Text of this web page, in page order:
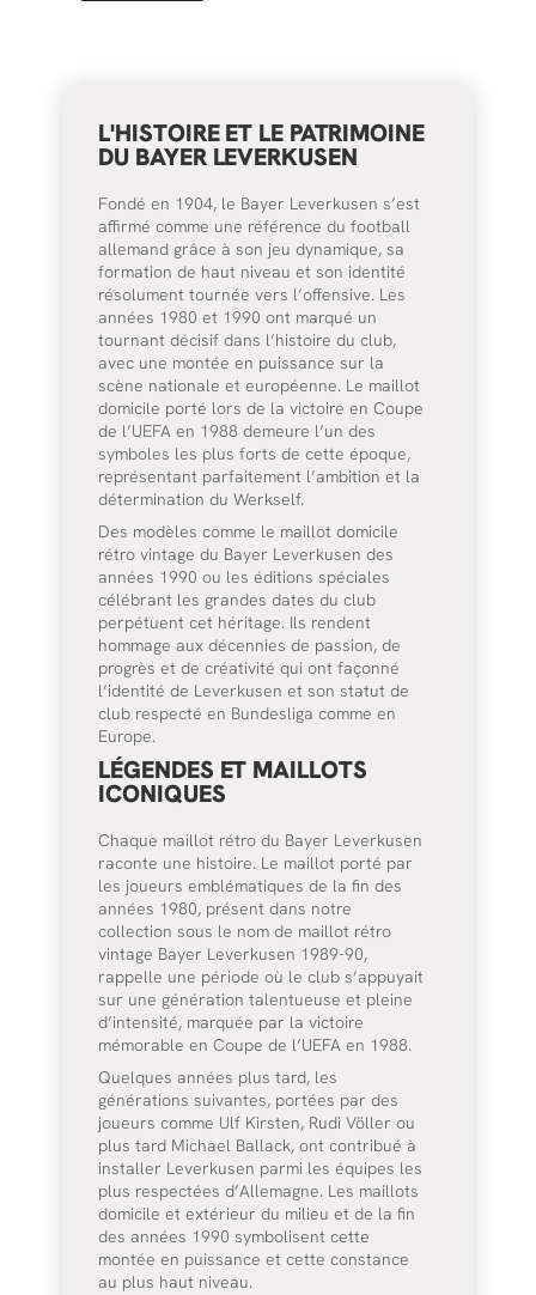
L'HISTOIRE ET LE PATRIMOINE
DU BAYER LEVERKUSEN
Fondé en 1904, le Bayer Leverkusen s’est
affirmé comme une référence du football
allemand grâce à son jeu dynamique, sa
formation de haut niveau et son identité
résolument tournée vers l’offensive. Les
années 1980 et 1990 ont marqué un
tournant décisif dans l’histoire du club,
avec une montée en puissance sur la
scène nationale et européenne. Le maillot
domicile porté lors de la victoire en Coupe
de l’UEFA en 1988 demeure l’un des
symboles les plus forts de cette époque,
représentant parfaitement l’ambition et la
détermination du Werkself.
Des modèles comme le maillot domicile
rétro vintage du Bayer Leverkusen des
années 1990 ou les éditions spéciales
célébrant les grandes dates du club
perpétuent cet héritage. Ils rendent
hommage aux décennies de passion, de
progrès et de créativité qui ont façonné
l’identité de Leverkusen et son statut de
club respecté en Bundesliga comme en
Europe.
LÉGENDES ET MAILLOTS
ICONIQUES
Chaque maillot rétro du Bayer Leverkusen
raconte une histoire. Le maillot porté par
les joueurs emblématiques de la fin des
années 1980, présent dans notre
collection sous le nom de maillot rétro
vintage Bayer Leverkusen 1989-90,
rappelle une période où le club s’appuyait
sur une génération talentueuse et pleine
d’intensité, marquée par la victoire
mémorable en Coupe de l’UEFA en 1988.
Quelques années plus tard, les
générations suivantes, portées par des
joueurs comme Ulf Kirsten, Rudi Völler ou
plus tard Michael Ballack, ont contribué à
installer Leverkusen parmi les équipes les
plus respectées d’Allemagne. Les maillots
domicile et extérieur du milieu et de la fin
des années 1990 symbolisent cette
montée en puissance et cette constance
au plus haut niveau.